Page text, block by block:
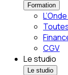
Formation
CGV
Le studio
Le studio